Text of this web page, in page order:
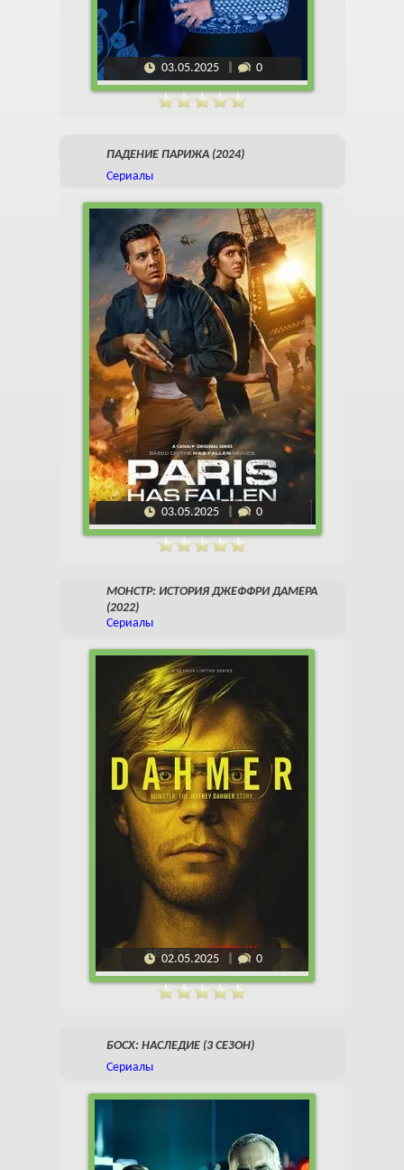
03.05.2025 0
ПАДЕНИЕ ПАРИЖА (2024)
Сериалы
03.05.2025 0
МОНСТР: ИСТОРИЯ ДЖЕФФРИ ДАМЕРА
(2022)
Сериалы
02.05.2025 0
БОСХ: НАСЛЕДИЕ (3 СЕЗОН)
Сериалы